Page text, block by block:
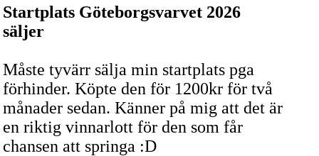
Startplats Göteborgsvarvet 2026
säljer
Måste tyvärr sälja min startplats pga
förhinder. Köpte den för 1200kr för två
månader sedan. Känner på mig att det är
en riktig vinnarlott för den som får
chansen att springa :D